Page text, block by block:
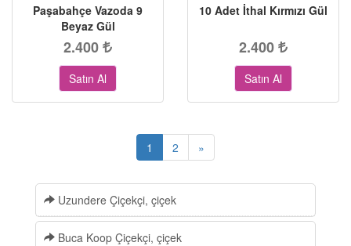
Paşabahçe Vazoda 9
Beyaz Gül
2.400
Satın Al
10 Adet İthal Kırmızı Gül
2.400
Satın Al
1 2 »
Uzundere Çiçekçi, çiçek
Buca Koop Çiçekçi, çiçek